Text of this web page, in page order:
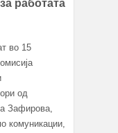
работата
во 15
од
Зафирова,
комуникации,